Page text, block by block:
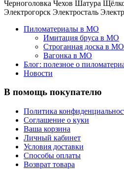
Черноголовка Чехов Шатура
Электрогорск Электросталь
Пиломатериалы в МО
Имитация бруса в МО
Строганная доска в МО
Вагонка в МО
Блог: полезное о
Новости
В помощь покупателю
Политика
Соглашение о куки
Ваша корзина
Личный кабинет
Условия доставки
Способы оплаты
Возврат товара